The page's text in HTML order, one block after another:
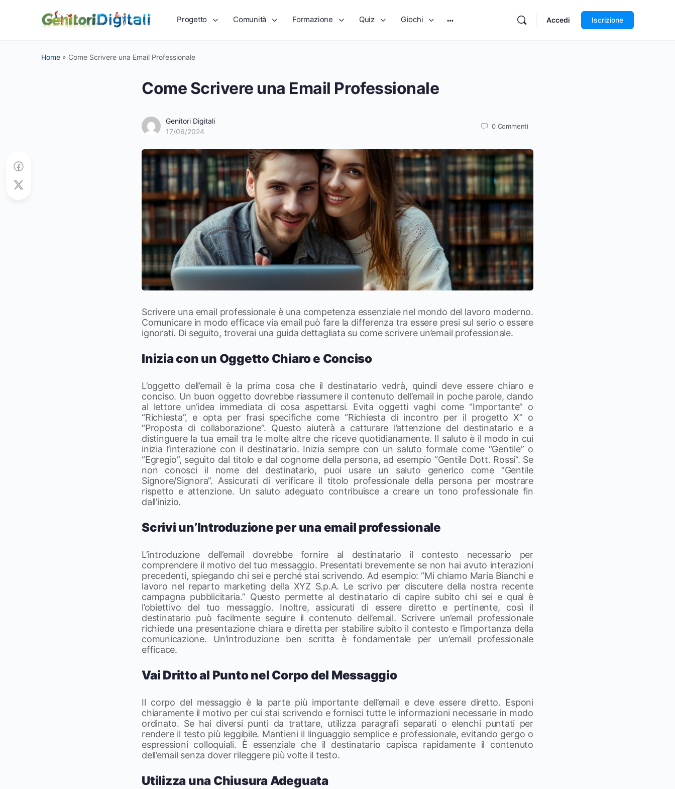
Progetto Comunità Formazione Quiz Giochi Accedi Iscrizione
Home » Come Scrivere una Email Professionale
Come Scrivere una Email Professionale
Genitori Digitali
17/06/2024
0 Commenti
Scrivere una email professionale è una competenza essenziale nel mondo del lavoro moderno.
Comunicare in modo efficace via email può fare la differenza tra essere presi sul serio o essere
ignorati. Di seguito, troverai una guida dettagliata su come scrivere un’email professionale.
Inizia con un Oggetto Chiaro e Conciso
L’oggetto dell’email è la prima cosa che il destinatario vedrà, quindi deve essere chiaro e
conciso. Un buon oggetto dovrebbe riassumere il contenuto dell’email in poche parole, dando
al lettore un’idea immediata di cosa aspettarsi. Evita oggetti vaghi come “Importante” o
“Richiesta”, e opta per frasi specifiche come “Richiesta di incontro per il progetto X” o
“Proposta di collaborazione”. Questo aiuterà a catturare l’attenzione del destinatario e a
distinguere la tua email tra le molte altre che riceve quotidianamente. Il saluto è il modo in cui
inizia l’interazione con il destinatario. Inizia sempre con un saluto formale come “Gentile” o
“Egregio”, seguito dal titolo e dal cognome della persona, ad esempio “Gentile Dott. Rossi”. Se
non conosci il nome del destinatario, puoi usare un saluto generico come “Gentile
Signore/Signora”. Assicurati di verificare il titolo professionale della persona per mostrare
rispetto e attenzione. Un saluto adeguato contribuisce a creare un tono professionale fin
dall’inizio.
Scrivi un’Introduzione per una email professionale
L’introduzione dell’email dovrebbe fornire al destinatario il contesto necessario per
comprendere il motivo del tuo messaggio. Presentati brevemente se non hai avuto interazioni
precedenti, spiegando chi sei e perché stai scrivendo. Ad esempio: “Mi chiamo Maria Bianchi e
lavoro nel reparto marketing della XYZ S.p.A. Le scrivo per discutere della nostra recente
campagna pubblicitaria.” Questo permette al destinatario di capire subito chi sei e qual è
l’obiettivo del tuo messaggio. Inoltre, assicurati di essere diretto e pertinente, così il
destinatario può facilmente seguire il contenuto dell’email. Scrivere un’email professionale
richiede una presentazione chiara e diretta per stabilire subito il contesto e l’importanza della
comunicazione. Un’introduzione ben scritta è fondamentale per un’email professionale
efficace.
Vai Dritto al Punto nel Corpo del Messaggio
Il corpo del messaggio è la parte più importante dell’email e deve essere diretto. Esponi
chiaramente il motivo per cui stai scrivendo e fornisci tutte le informazioni necessarie in modo
ordinato. Se hai diversi punti da trattare, utilizza paragrafi separati o elenchi puntati per
rendere il testo più leggibile. Mantieni il linguaggio semplice e professionale, evitando gergo o
espressioni colloquiali. È essenziale che il destinatario capisca rapidamente il contenuto
dell’email senza dover rileggere più volte il testo.
Utilizza una Chiusura Adeguata